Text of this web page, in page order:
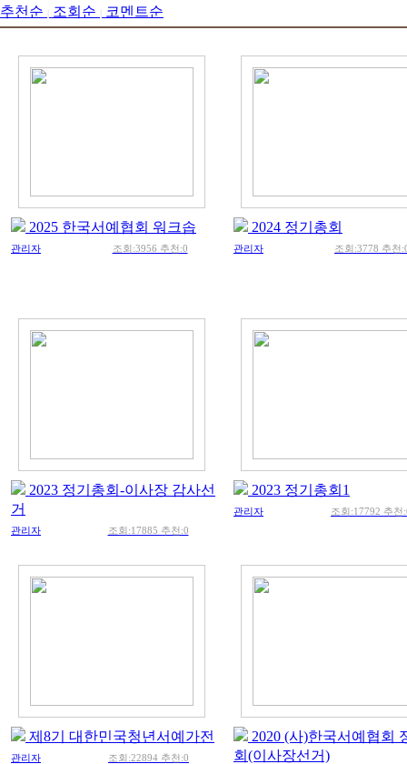
추천순 조회순 코멘트순
2025 한국서예협회 워크솝
관리자 조회:3956 추천:0
2024 정기총회
관리자 조회:3778 추천
2023 정기총회-이사장 감사선
거
관리자 조회:17885 추천:0
2023 정기총회1
관리자 조회:17792 추천
제8기 대한민국청년서예가전
관리자 조회:22894 추천:0
2020 (사)한국서예협회
회(이사장선거)